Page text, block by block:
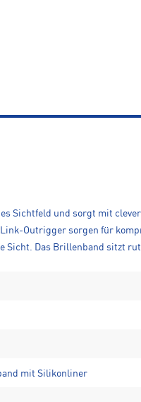
Sichtfeld und sorgt mit
Outrigger sorgen für
Sicht. Das Brillenband sitzt
mit Silikonliner